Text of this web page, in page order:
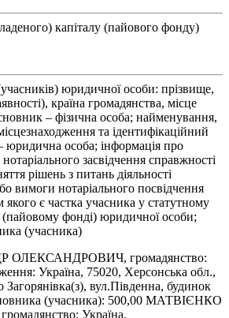
капіталу (пайового фонду)
юридичної особи: прізвище,
країна громадянства, місце
– фізична особа; найменування,
та ідентифікаційний
юридична особа; інформація про
засвідчення справжності
рішень з питань діяльності
вимоги нотаріального посвідчення
є частка учасника у статутному
(пайовому фонді) юридичної особи;
(учасника)
громадянство:
Україна, 75020, Херсонська обл.,
Загорянівка(з), вул.Південна, будинок
(учасника): 500,00 МАТВІЄНКО
Україна,